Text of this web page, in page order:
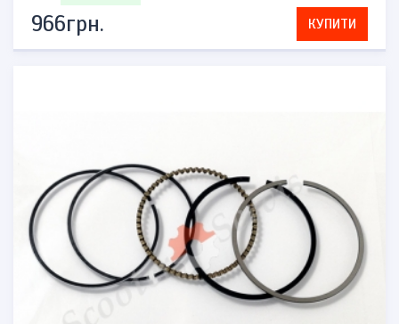
966грн. КУПИТИ